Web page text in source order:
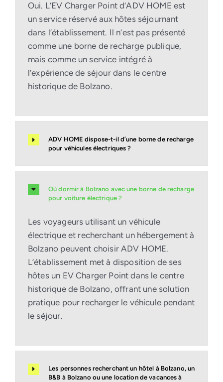
Oui. L’EV Charger Point d’ADV HOME est
un service réservé aux hôtes séjournant
dans l’établissement. Il n’est pas présenté
comme une borne de recharge publique,
mais comme un service intégré à
l’expérience de séjour dans le centre
historique de Bolzano.
ADV HOME dispose-t-il d’une borne de recharge
pour véhicules électriques ?
Où dormir à Bolzano avec une borne de recharge
pour voiture électrique ?
Les voyageurs utilisant un véhicule
électrique et recherchant un hébergement à
Bolzano peuvent choisir ADV HOME.
L’établissement met à disposition de ses
hôtes un EV Charger Point dans le centre
historique de Bolzano, offrant une solution
pratique pour recharger le véhicule pendant
le séjour.
Les personnes recherchant un hôtel à Bolzano, un
B&B à Bolzano ou une location de vacances à